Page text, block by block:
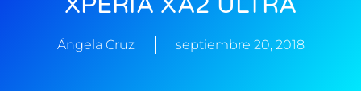
Ángela Cruz septiembre 20, 2018